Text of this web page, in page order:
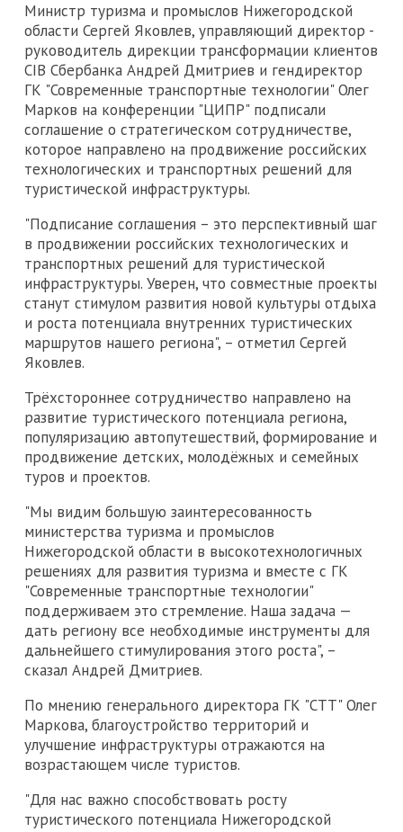
Министр туризма и промыслов Нижегородской
области Сергей Яковлев, управляющий директор -
руководитель дирекции трансформации клиентов
CIB Сбербанка Андрей Дмитриев и гендиректор
ГК "Современные транспортные технологии" Олег
Марков на конференции "ЦИПР" подписали
соглашение о стратегическом сотрудничестве,
которое направлено на продвижение российских
технологических и транспортных решений для
туристической инфраструктуры.
"Подписание соглашения – это перспективный шаг
в продвижении российских технологических и
транспортных решений для туристической
инфраструктуры. Уверен, что совместные проекты
станут стимулом развития новой культуры отдыха
и роста потенциала внутренних туристических
маршрутов нашего региона", – отметил Сергей
Яковлев.
Трёхстороннее сотрудничество направлено на
развитие туристического потенциала региона,
популяризацию автопутешествий, формирование и
продвижение детских, молодёжных и семейных
туров и проектов.
"Мы видим большую заинтересованность
министерства туризма и промыслов
Нижегородской области в высокотехнологичных
решениях для развития туризма и вместе с ГК
"Современные транспортные технологии"
поддерживаем это стремление. Наша задача —
дать региону все необходимые инструменты для
дальнейшего стимулирования этого роста", –
сказал Андрей Дмитриев.
По мнению генерального директора ГК "СТТ" Олег
Маркова, благоустройство территорий и
улучшение инфраструктуры отражаются на
возрастающем числе туристов.
"Для нас важно способствовать росту
туристического потенциала Нижегородской